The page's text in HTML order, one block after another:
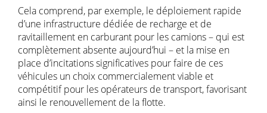
Cela comprend, par exemple, le déploiement rapide
d’une infrastructure dédiée de recharge et de
ravitaillement en carburant pour les camions – qui est
complètement absente aujourd’hui – et la mise en
place d’incitations significatives pour faire de ces
véhicules un choix commercialement viable et
compétitif pour les opérateurs de transport, favorisant
ainsi le renouvellement de la flotte.